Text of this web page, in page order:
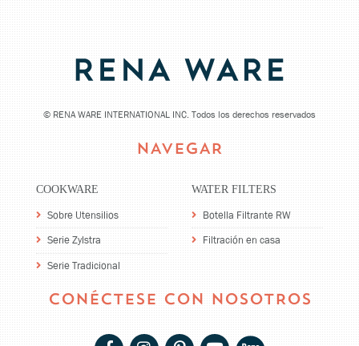
© RENA WARE INTERNATIONAL INC. Todos los derechos reservados
NAVEGAR
COOKWARE
Sobre Utensilios
Serie Zylstra
Serie Tradicional
WATER FILTERS
Botella Filtrante RW
Filtración en casa
CONÉCTESE CON NOSOTROS